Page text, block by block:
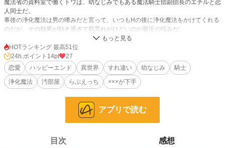
魔法省の資料室で働くトワは、幼なじみでもある魔法騎士団副団長のエチルと恋
人同士だ。
事後の浄化魔法は男の嗜みだと言って、いつもHの後に浄化魔法をかけてくれる
のだが、その効果が効き過ぎて肌荒れがひどいのが最近の悩みだ。
「浄化魔法じゃなくてお風呂に入りたい」の一言がなかなか言えないでいるト
ワ。
そんなある日、とうとうトワはアソコまで荒れて痛むようになってしまう。
仕方がないのでしばらくHを控えたいと言うと、なんと浮気を疑われる。
「エチルが下手なせいで、痛いのよ！」
泣きながら叫ぶトワの言葉に、エチルは顔面蒼白になって――！？
30,100 位 / 228,643 件
12,896 位 / 66,331 件
HOTランキング 最高51位
24h.ポイント 14pt
27
恋愛
ハッピーエンド 異世界 すれ違い 幼なじみ
騎士
浄化魔法
汚部屋 らぶえっち ×××が下手
アプリで読む
目次 感想